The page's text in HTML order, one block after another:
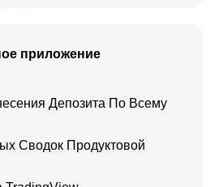
приложение
Депозита По Всему
Сводок Продуктовой